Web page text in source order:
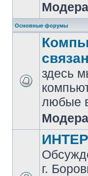
Основные форумы
здесь
любые
г.